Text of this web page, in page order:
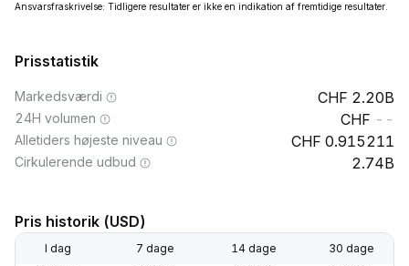
Ansvarsfraskrivelse: Tidligere resultater er ikke en indikation af fremtidige resultater.
Prisstatistik
Markedsværdi 2.20B
24H volumen --
Alletiders højeste niveau 0.915211
Cirkulerende udbud 2.74B
Pris historik (USD)
I dag 7 dage 14 dage 30 dage